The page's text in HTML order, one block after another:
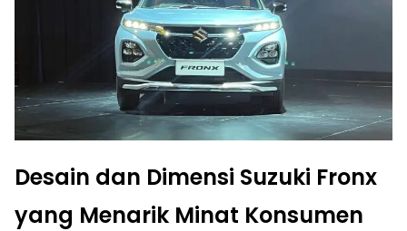
Desain dan Dimensi Suzuki Fronx
yang Menarik Minat Konsumen